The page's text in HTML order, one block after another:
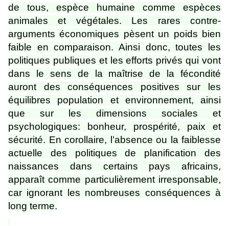
de tous, espèce humaine comme espèces
animales et végétales. Les rares contre-
arguments économiques pèsent un poids bien
faible en comparaison. Ainsi donc, toutes les
politiques publiques et les efforts privés qui vont
dans le sens de la maîtrise de la fécondité
auront des conséquences positives sur les
équilibres population et environnement, ainsi
que sur les dimensions sociales et
psychologiques: bonheur, prospérité, paix et
sécurité. En corollaire, l’absence ou la faiblesse
actuelle des politiques de planification des
naissances dans certains pays africains,
apparaît comme particulièrement irresponsable,
car ignorant les nombreuses conséquences à
long terme.